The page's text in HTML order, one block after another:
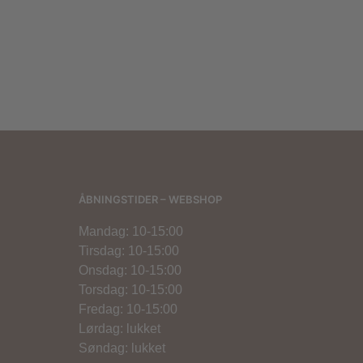
ÅBNINGSTIDER – WEBSHOP
Mandag: 10-15:00
Tirsdag: 10-15:00
Onsdag: 10-15:00
Torsdag: 10-15:00
Fredag: 10-15:00
Lørdag: lukket
Søndag: lukket